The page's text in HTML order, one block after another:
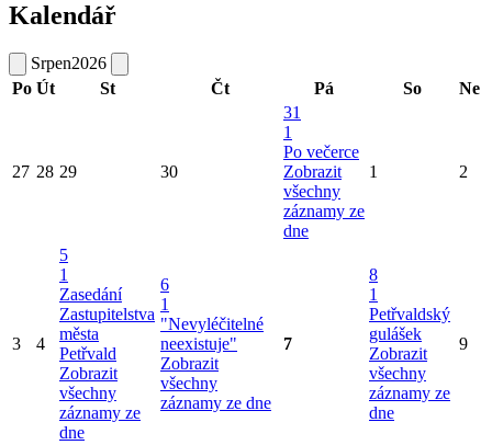
Kalendář
Srpen2026
Po Út St Čt Pá So Ne
27 28 29 30
31
1
Po večerce
Zobrazit
všechny
záznamy ze
dne
1 2
3 4
5
1
Zasedání
Zastupitelstva
města
Petřvald
Zobrazit
všechny
záznamy ze
dne
6
1
"Nevyléčitelné
neexistuje"
Zobrazit
všechny
záznamy ze dne
7
8
1
Petřvaldský
gulášek
Zobrazit
všechny
záznamy ze
dne
9